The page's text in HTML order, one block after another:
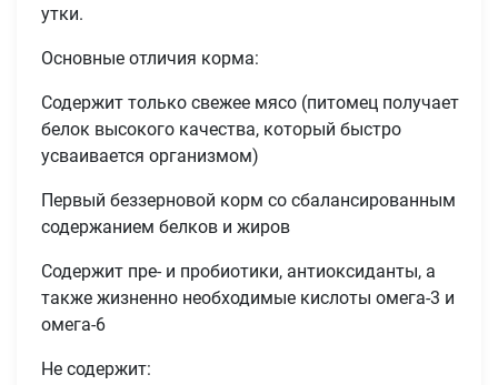
утки.
Основные отличия корма:
Содержит только свежее мясо (питомец получает
белок высокого качества, который быстро
усваивается организмом)
Первый беззерновой корм со сбалансированным
содержанием белков и жиров
Содержит пре- и пробиотики, антиоксиданты, а
также жизненно необходимые кислоты омега-3 и
омега-6
Не содержит: